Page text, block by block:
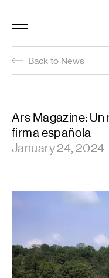
Back to News
Ars Magazine:
firma española
January 24, 2024